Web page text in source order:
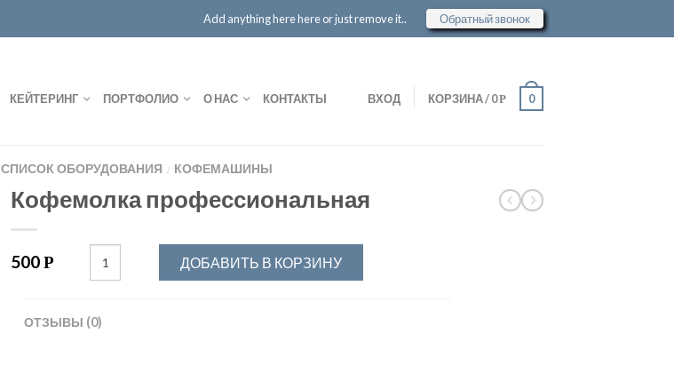
Add anything here here or just remove it.. Обратный звонок
КЕЙТЕРИНГ ПОРТФОЛИО О НАС КОНТАКТЫ ВХОД КОРЗИНА/0Р 0
СПИСОК ОБОРУДОВАНИЯ / КОФЕМАШИНЫ
Кофемолка профессиональная
500Р ДОБАВИТЬ В КОРЗИНУ
ОТЗЫВЫ (0)